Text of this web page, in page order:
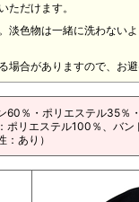
ただけます。
淡色物は一緒に洗わない
場合がありますので、お
60％・ポリエステル35％
ポリエステル100％、バ
：あり）